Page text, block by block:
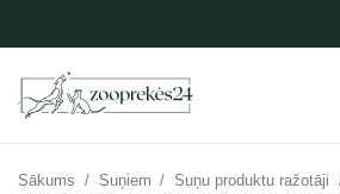
Sākums / Suņiem / Suņu produktu ražotāji